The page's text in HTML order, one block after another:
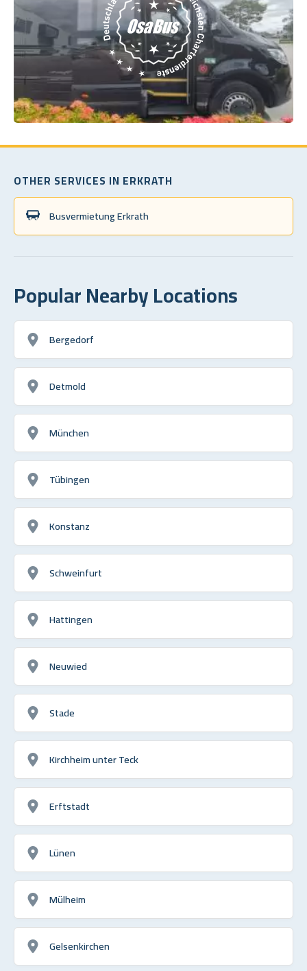
OTHER SERVICES IN ERKRATH
Busvermietung Erkrath
Popular Nearby Locations
Bergedorf
Detmold
München
Tübingen
Konstanz
Schweinfurt
Hattingen
Neuwied
Stade
Kirchheim unter Teck
Erftstadt
Lünen
Mülheim
Gelsenkirchen